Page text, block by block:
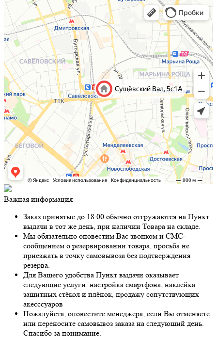
Важная информация
Заказ принятые до 18:00 обычно отгружаются на Пункт
выдачи в тот же день, при наличии Товара на складе.
Мы обязательно оповестим Вас звонком и СМС-
сообщением о резервировании товара, просьба не
приезжать в точку самовывоза без подтверждения
резерва.
Для Вашего удобства Пункт выдачи оказывает
следующие услуги: настройка смартфона, наклейка
защитных стёкол и плёнок, продажу сопутствующих
акесссуаров
Пожалуйста, оповестите менеджера, если Вы отменяете
или переносите самовывоз заказа на следующий день.
Спасибо за понимание.